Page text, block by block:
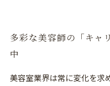
多彩な美容師の「キャ
中
美容室業界は常に変化を求